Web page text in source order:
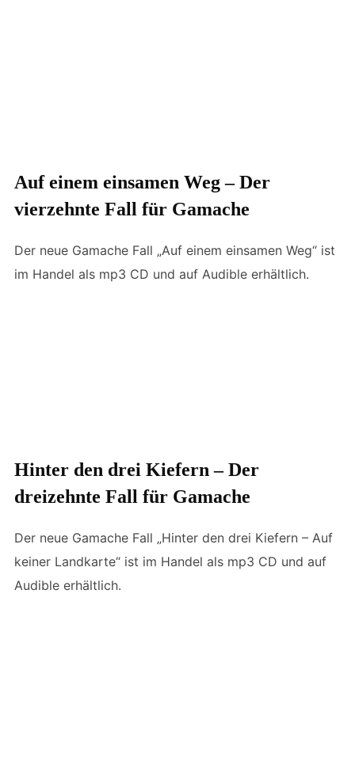
Auf einem einsamen Weg – Der
vierzehnte Fall für Gamache
Der neue Gamache Fall „Auf einem einsamen Weg“ ist
im Handel als mp3 CD und auf Audible erhältlich.
Hinter den drei Kiefern – Der
dreizehnte Fall für Gamache
Der neue Gamache Fall „Hinter den drei Kiefern – Auf
keiner Landkarte“ ist im Handel als mp3 CD und auf
Audible erhältlich.